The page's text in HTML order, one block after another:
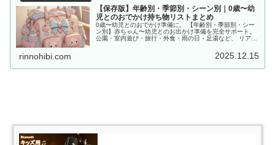
【保存版】年齢別・季節別・シーン別｜0歳〜幼
児とのおでかけ持ち物リストまとめ
0歳〜幼児とのおでかけ準備に。 【年齢別・季節別・シー
ン別】赤ちゃん〜幼児とのお出かけ準備を完全サポート。
公園・室内遊び・旅行・外食・雨の日・足湯など、 リアル
rinnohibi.com 2025.12.15